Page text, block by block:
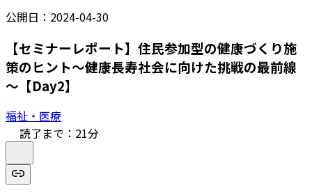
公開日： 2024-04-30
【セミナーレポート】住民参加型の健康づくり施
策のヒント～健康長寿社会に向けた挑戦の最前線
～【Day2】
福祉・医療
読了まで： 21分